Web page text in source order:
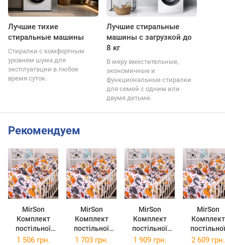
Лучшие тихие
стиральные машины
Стиралки с комфортным
уровнем шума для
эксплуатации в любое
время суток.
Лучшие стиральные
машины с загрузкой до
8 кг
В меру вместительные,
экономичные и
функциональные стиралки
для семей с одним или
двумя детьми.
Рекомендуем
MirSon
Комплект
постільної
білизни
MirSon
Комплект
постільної
білизни
MirSon
Комплект
постільної
білизни Євро
MirSon
Комплект
постільної
білизни
1 506 грн. 1 703 грн. 1 909 грн. 2 609 грн.